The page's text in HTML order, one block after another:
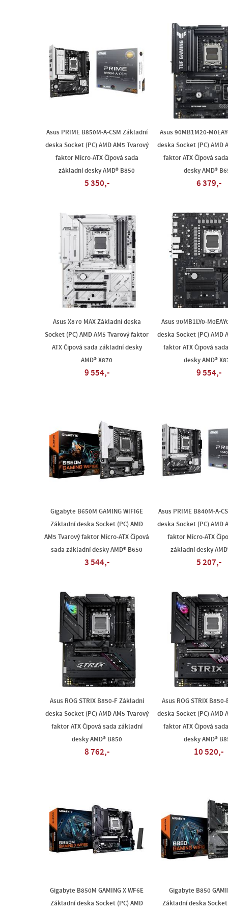
Asus PRIME B850M-A-CSM Základní
deska Socket (PC) AMD AM5 Tvarový
faktor Micro-ATX Čipová sada
základní desky AMD® B850
5 350,-
Asus 90MB1M20-
deska Socket (PC) AMD
faktor ATX Čipová
desky AMD®
6 379,-
Asus X870 MAX Základní deska
Socket (PC) AMD AM5 Tvarový faktor
ATX Čipová sada základní desky
AMD® X870
9 554,-
Asus 90MB1LY0-
deska Socket (PC) AMD
faktor ATX Čipová
desky AMD®
9 554,-
Gigabyte B650M GAMING WIFI6E
Základní deska Socket (PC) AMD
AM5 Tvarový faktor Micro-ATX Čipová
sada základní desky AMD® B650
3 544,-
Asus PRIME B840M-A-
deska Socket (PC) AMD
faktor Micro-ATX
základní desky
5 207,-
Asus ROG STRIX B850-F Základní
deska Socket (PC) AMD AM5 Tvarový
faktor ATX Čipová sada základní
desky AMD® B850
8 762,-
Asus ROG STRIX
deska Socket (PC) AMD
faktor ATX Čipová
desky AMD®
10 520,-
Gigabyte B850M GAMING X WF6E
Základní deska Socket (PC) AMD
Gigabyte B850
Základní deska Socket